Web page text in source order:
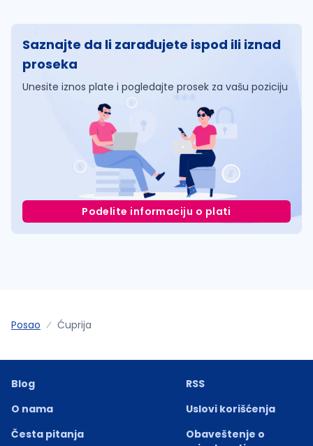
Saznajte da li zarađujete ispod ili iznad
proseka
Unesite iznos plate i pogledajte prosek za vašu poziciju
Podelite informaciju o plati
Posao Ćuprija
Blog
O nama
Česta pitanja
RSS
Uslovi korišćenja
Obaveštenje o